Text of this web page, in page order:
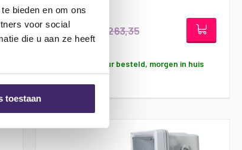
bieden en om ons
voor social
die u aan ze heeft
toestaan
€ 1.168,35 € 1.263,35
Voor 17:00 uur besteld, morgen in huis